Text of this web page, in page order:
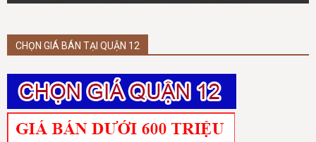
CHỌN GIÁ BÁN TẠI QUẬN 12